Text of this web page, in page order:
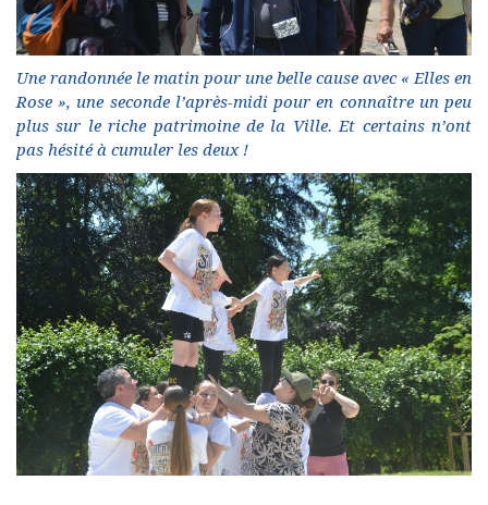
Une randonnée le matin pour une belle cause avec « Elles en
Rose », une seconde l’après-midi pour en connaître un peu
plus sur le riche patrimoine de la Ville. Et certains n’ont
pas hésité à cumuler les deux !